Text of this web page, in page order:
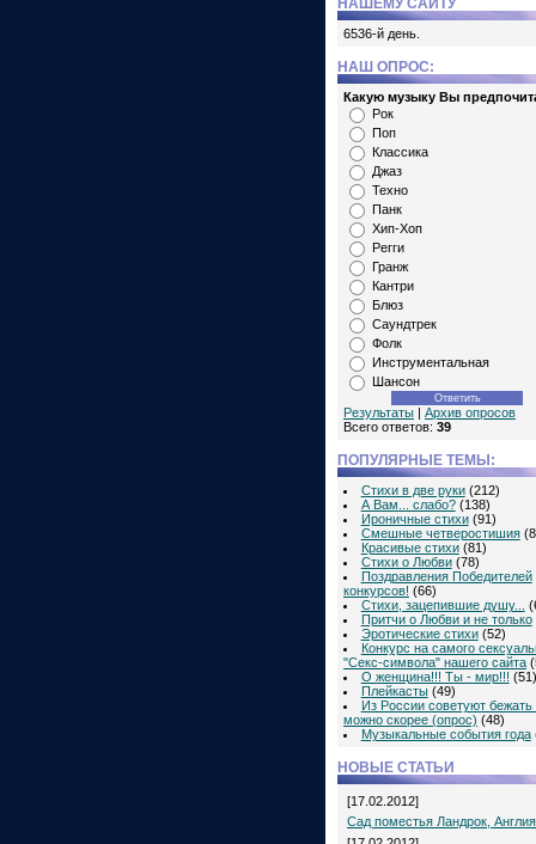
НАШЕМУ САЙТУ
6536-й день.
НАШ ОПРОС:
Какую музыку Вы
Рок
Поп
Классика
Джаз
Техно
Панк
Хип-Хоп
Регги
Гранж
Кантри
Блюз
Саундтрек
Фолк
Инструментальная
Шансон
Результаты | Архив опросов
Всего ответов: 39
ПОПУЛЯРНЫЕ ТЕМЫ:
Стихи в две руки (212)
А Вам... слабо? (138)
Ироничные стихи (91)
Смешные четверостишия
Красивые стихи (81)
Стихи о Любви (78)
Поздравления Победителей
конкурсов! (66)
Стихи, зацепившие душу...
Притчи о Любви и не только
Эротические стихи (52)
Конкурс на самого
"Секс-символа" нашего сайта
О женщина!!! Ты - мир!!! (51)
Плейкасты (49)
Из России советуют бежать
можно скорее (опрос) (48)
Музыкальные события года
НОВЫЕ СТАТЬИ
[17.02.2012]
Сад поместья Ландрок, Англия